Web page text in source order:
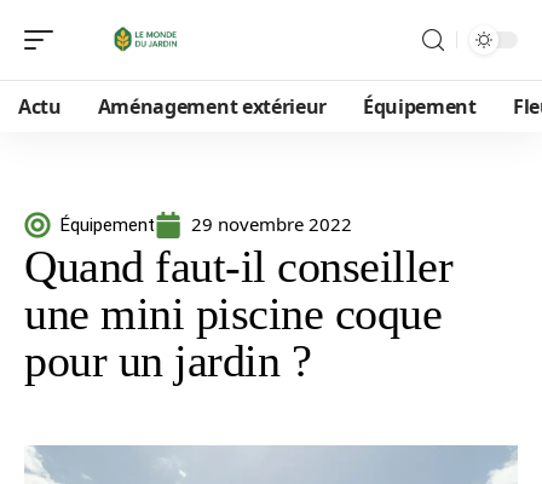
Actu Aménagement extérieur Équipement
Équipement 29 novembre 2022
Quand faut-il conseiller
une mini piscine coque
pour un jardin ?